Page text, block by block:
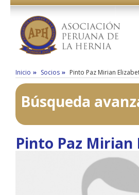
Inicio Socios Pinto Paz Mirian
Búsqueda
Pinto Paz Mirian